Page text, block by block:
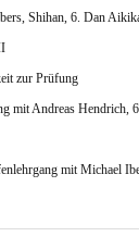
Shihan, 6. Dan
zur Prüfung
mit Andreas Hendrich,
mit Michael